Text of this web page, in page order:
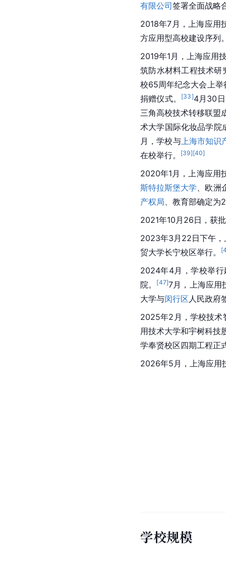
有限公司签署全面战略
2018年7月，上海应用
方应用型高校建设序列
2019年1月，上海应用
筑防水材料工程技术研
校65周年纪念大会上举
捐赠仪式。
[33]4月30
三角高校技术转移联盟
术大学国际化妆品学院
月，学校与上海市知识
在校举行。
[39][40]
2020年1月，上海应用
斯特拉斯堡大学、欧洲
产权局、教育部确定为
2021年10月26日，获
2023年3月22日下午，
贸大学长宁校区举行。
[
2024年4月，学校举
院。
[47]7月，上海应用
大学与闵行区人民政府
2025年2月，学校技术
用技术大学和宇树科技
学奉贤校区四期工程正
2026年5月，上海应用
学校规模